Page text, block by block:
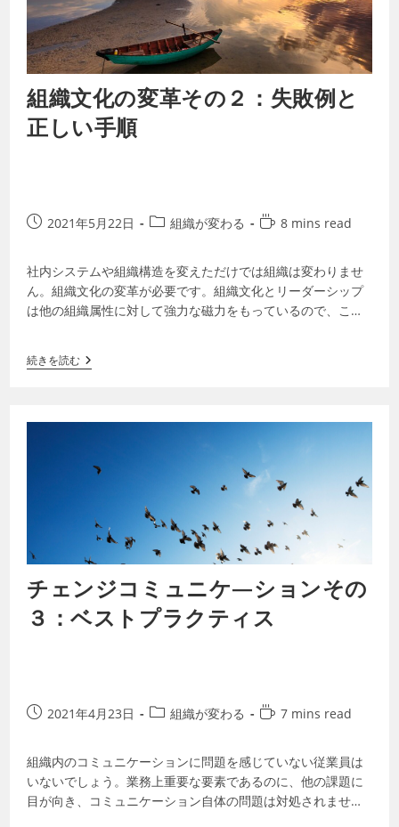
組織文化の変革その２：失敗例と
正しい手順
2021年5月22日 組織が変わる 8 mins read
社内システムや組織構造を変えただけでは組織は変わりませ
ん。組織文化の変革が必要です。組織文化とリーダーシップ
は他の組織属性に対して強力な磁力をもっているので、これ
続きを読む
チェンジコミュニケ―ションその
３：ベストプラクティス
2021年4月23日 組織が変わる 7 mins read
組織内のコミュニケーションに問題を感じていない従業員は
いないでしょう。業務上重要な要素であるのに、他の課題に
目が向き、コミュニケーション自体の問題は対処されませ